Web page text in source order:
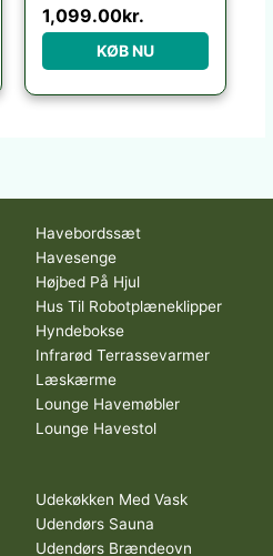
1,099.00kr.
KØB NU
Havebordssæt
Havesenge
Højbed På Hjul
Hus Til Robotplæneklipper
Hyndebokse
Infrarød Terrassevarmer
Læskærme
Lounge Havemøbler
Lounge Havestol
Udekøkken Med Vask
Udendørs Sauna
Udendørs Brændeovn